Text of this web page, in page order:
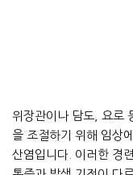
위장관이나 담도, 요로
을 조절하기 위해 임상
산염입니다. 이러한 경